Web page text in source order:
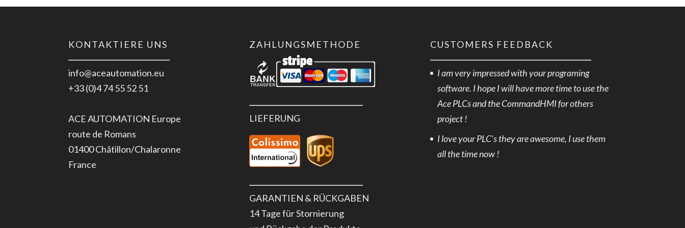
2.4
A
Menge
KONTAKTIERE UNS
info@aceautomation.eu
+33 (0)4 74 55 52 51
ACE AUTOMATION Europe
route de Romans
01400 Châtillon/Chalaronne
France
ZAHLUNGSMETHODE
LIEFERUNG
GARANTIEN & RÜCKGABEN
14 Tage für Stornierung
CUSTOMERS FEEDBACK
I am very impressed with your programing
software. I hope I will have more time to use the
Ace PLCs and the CommandHMI for others
project !
I love your PLC’s they are awesome, I use them
all the time now !